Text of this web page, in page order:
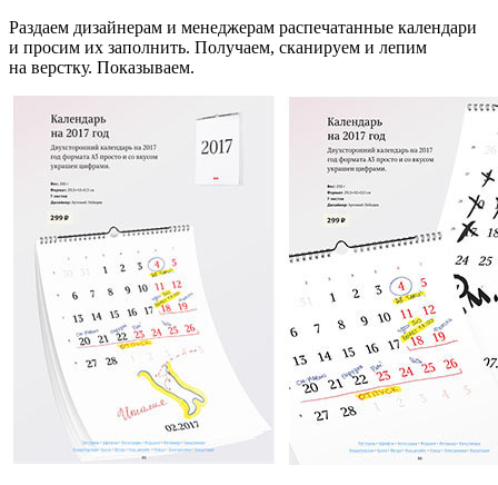
Раздаем дизайнерам и менеджерам распечатанные календари
и просим их заполнить. Получаем, сканируем и лепим
на верстку. Показываем.